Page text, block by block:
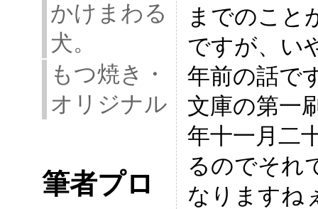
かけまわる
犬。
もつ焼き・
オリジナル
筆者プロ
までのこと
ですが、い
年前の話で
文庫の第一
年十一月二
るのでそれ
なりますね